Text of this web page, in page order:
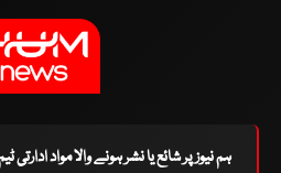
ہم نیوز پر شائع یا نشر ہونے والا مواد